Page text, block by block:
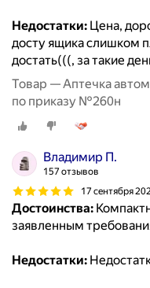
Недостатки: Цена,
досту ящика слишком
достать(((, за такие
Товар — Аптечка
по приказу №260н
Владимир П.
157 отзывов
17 сентября
Достоинства:
заявленным
Недостатки: